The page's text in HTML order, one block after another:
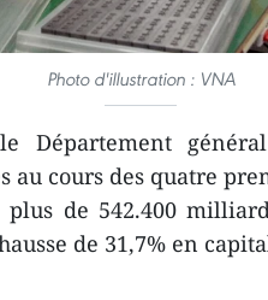
Photo d'illustration : VNA
Département
au cours des quatre
de 542.400
de 31,7% en